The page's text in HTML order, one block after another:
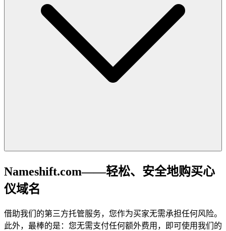
Nameshift.com——轻松、安全地购买心
仪域名
借助我们的第三方托管服务，您作为买家无需承担任何风险。
此外，最棒的是：您无需支付任何额外费用，即可使用我们的